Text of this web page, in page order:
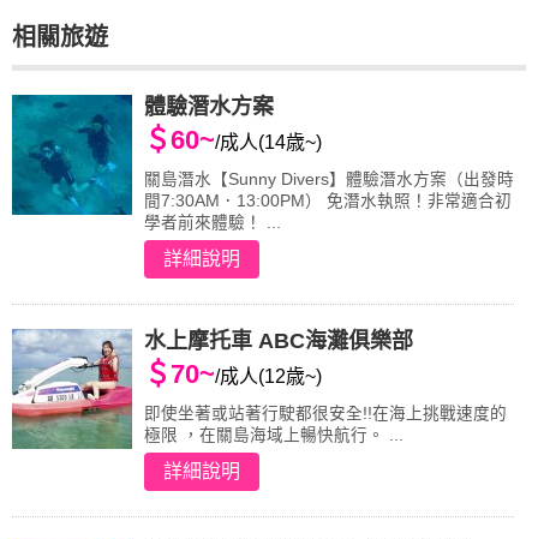
相關旅遊
體驗潛水方案
＄60~/成人(14歳~)
關島潛水【Sunny Divers】體驗潛水方案（出發時
間7:30AM．13:00PM） 免潛水執照！非常適合初
學者前來體驗！ ...
詳細說明
水上摩托車 ABC海灘俱樂部
＄70~/成人(12歳~)
即使坐著或站著行駛都很安全!!在海上挑戰速度的
極限 ，在關島海域上暢快航行。 ...
詳細說明